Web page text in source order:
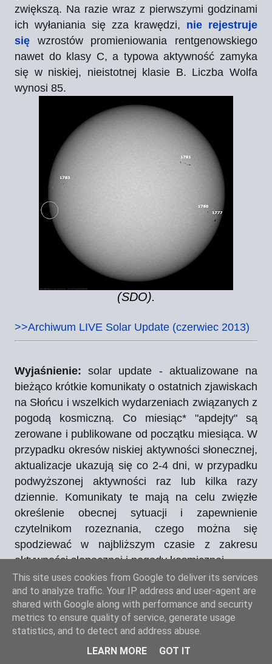
zwiększą. Na razie wraz z pierwszymi godzinami
ich wyłaniania się zza krawędzi, nie rejestruje
się wzrostów promieniowania rentgenowskiego
nawet do klasy C, a typowa aktywność zamyka
się w niskiej, nieistotnej klasie B. Liczba Wolfa
wynosi 85.
(SDO).
>>Archiwum LIVE Solar Update (czerwiec 2013)
Wyjaśnienie: solar update - aktualizowane na
bieżąco krótkie komunikaty o ostatnich zjawiskach
na Słońcu i wszelkich wydarzeniach związanych z
pogodą kosmiczną. Co miesiąc* "apdejty" są
zerowane i publikowane od początku miesiąca. W
przypadku okresów niskiej aktywności słonecznej,
aktualizacje ukazują się co 2-4 dni, w przypadku
podwyższonej aktywności raz lub kilka razy
dziennie. Komunikaty te mają na celu zwięzłe
określenie obecnej sytuacji i zapewnienie
czytelnikom rozeznania, czego można się
spodziewać w najbliższym czasie z zakresu
aktywności słonecznej i pogody kosmicznej.
* Aktualizacje archiwizowane są w cyklu comiesięcznym i możliwe do odczytu w dziale
Archiwum Solar Update.
This site uses cookies from Google to deliver its services
and to analyze traffic. Your IP address and user-agent are
shared with Google along with performance and security
metrics to ensure quality of service, generate usage
statistics, and to detect and address abuse.
LEARN MORE
GOT IT